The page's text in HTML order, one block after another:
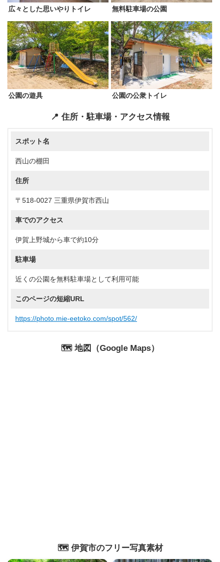
広々とした思いやりトイレ 無料駐車場の公園
公園の遊具 公園の公衆トイレ
📍 住所・駐車場・アクセス情報
スポット名
西山の棚田
住所
〒518-0027 三重県伊賀市西山
車でのアクセス
伊賀上野城から車で約10分
駐車場
近くの公園を無料駐車場として利用可能
このページの短縮URL
https://photo.mie-eetoko.com/spot/562/
🗺️ 地図（Google Maps）
🗺️ 伊賀市のフリー写真素材